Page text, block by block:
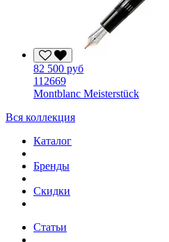
82 500 руб
112669
Montblanc Meisterstück
Вся коллекция
Каталог
Бренды
Скидки
Статьи